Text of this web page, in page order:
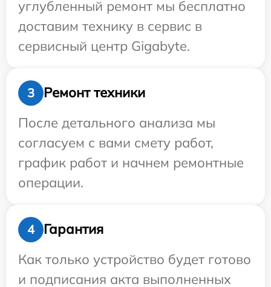
углубленный ремонт мы бесплатно
доставим технику в сервис в
сервисный центр Gigabyte.
3
Ремонт техники
После детального анализа мы
согласуем с вами смету работ,
график работ и начнем ремонтные
операции.
4
Гарантия
Как только устройство будет готово
и подписания акта выполненных